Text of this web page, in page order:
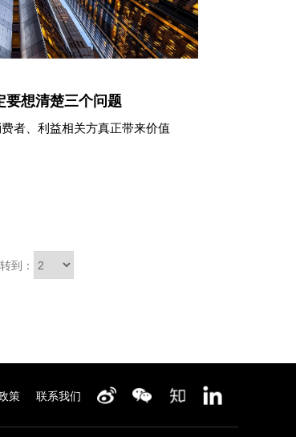
要想清楚三个问题
者、利益相关方真正带来价值
转到：
策 联系我们